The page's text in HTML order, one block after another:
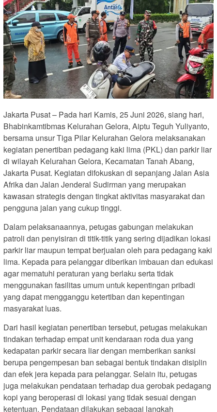
Jakarta Pusat – Pada hari Kamis, 25 Juni 2026, siang hari,
Bhabinkamtibmas Kelurahan Gelora, Aiptu Teguh Yuliyanto,
bersama unsur Tiga Pilar Kelurahan Gelora melaksanakan
kegiatan penertiban pedagang kaki lima (PKL) dan parkir liar
di wilayah Kelurahan Gelora, Kecamatan Tanah Abang,
Jakarta Pusat. Kegiatan difokuskan di sepanjang Jalan Asia
Afrika dan Jalan Jenderal Sudirman yang merupakan
kawasan strategis dengan tingkat aktivitas masyarakat dan
pengguna jalan yang cukup tinggi.
Dalam pelaksanaannya, petugas gabungan melakukan
patroli dan penyisiran di titik-titik yang sering dijadikan lokasi
parkir liar maupun tempat berjualan oleh para pedagang kaki
lima. Kepada para pelanggar diberikan imbauan dan edukasi
agar mematuhi peraturan yang berlaku serta tidak
menggunakan fasilitas umum untuk kepentingan pribadi
yang dapat mengganggu ketertiban dan kepentingan
masyarakat luas.
Dari hasil kegiatan penertiban tersebut, petugas melakukan
tindakan terhadap empat unit kendaraan roda dua yang
kedapatan parkir secara liar dengan memberikan sanksi
berupa pengempesan ban sebagai bentuk tindakan disiplin
dan efek jera kepada para pelanggar. Selain itu, petugas
juga melakukan pendataan terhadap dua gerobak pedagang
kopi yang beroperasi di lokasi yang tidak sesuai dengan
ketentuan. Pendataan dilakukan sebagai langkah